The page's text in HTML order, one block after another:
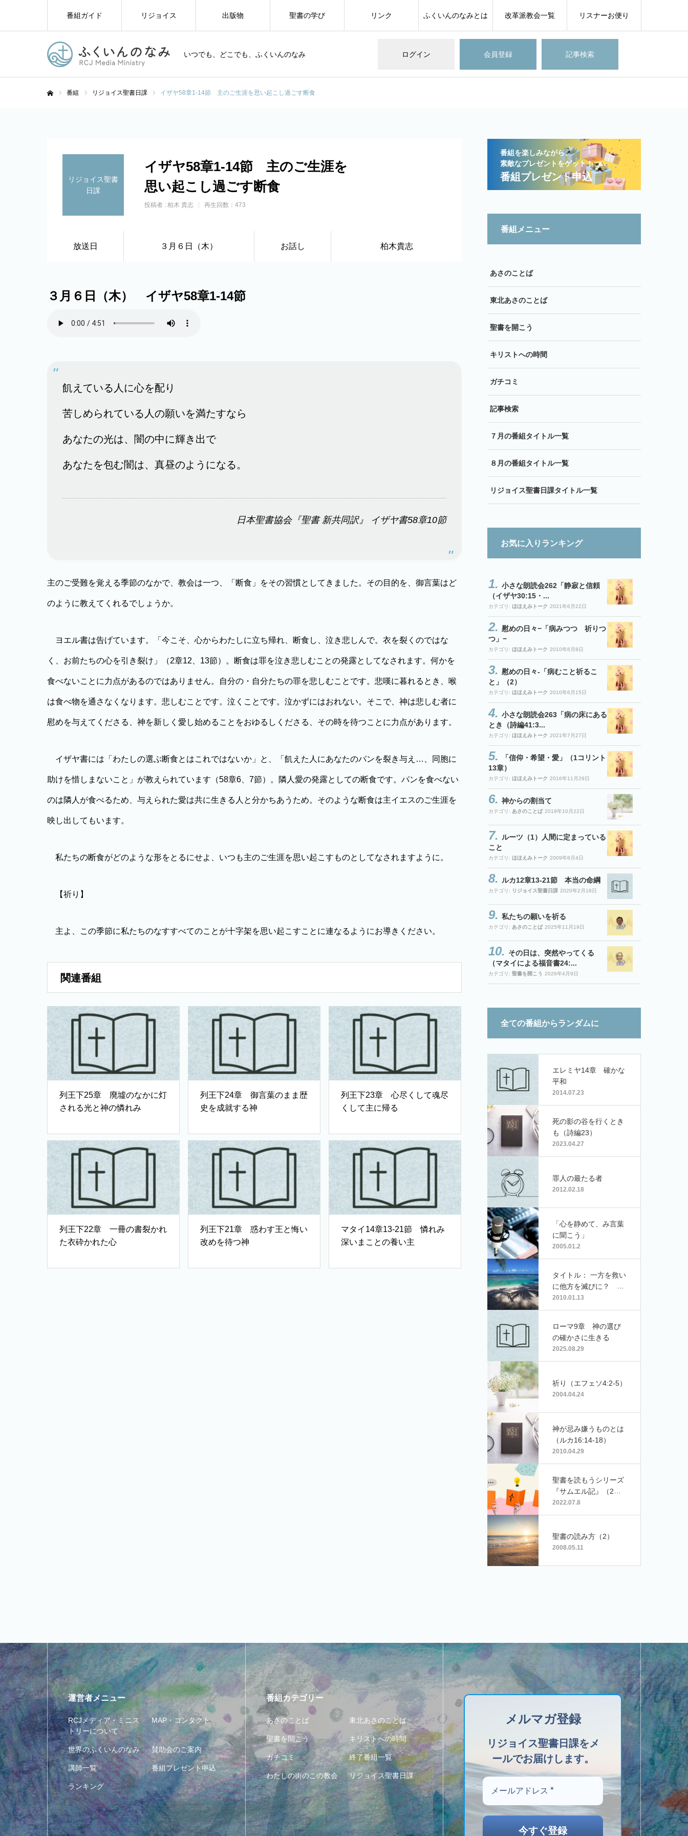
いつでも、どこでも、ふくいんのなみ ログイン 会員登録 記事検索
番組ガイド リジョイス 出版物 聖書の学び リンク ふくいんのなみとは 改革派教会一覧 リスナーお便り
番組 リジョイス聖書日課 イザヤ58章1-14節 主のご生涯を思い起こし過ごす断食
リジョイス聖書
日課
イザヤ58章1-14節 主のご生涯を
思い起こし過ごす断食
投稿者 : 柏木 貴志 再生回数：473
放送日 ３月６日（木） お話し 柏木貴志
３月６日（木） イザヤ58章1-14節
飢えている人に心を配り
苦しめられている人の願いを満たすなら
あなたの光は、闇の中に輝き出で
あなたを包む闇は、真昼のようになる。
日本聖書協会『聖書 新共同訳』 イザヤ書58章10節
主のご受難を覚える季節のなかで、教会は一つ、「断食」をその習慣としてきました。その目的を、御言葉はど
のように教えてくれるでしょうか。
ヨエル書は告げています。「今こそ、心からわたしに立ち帰れ、断食し、泣き悲しんで。衣を裂くのではな
く、お前たちの心を引き裂け」（2章12、13節）。断食は罪を泣き悲しむことの発露としてなされます。何かを
食べないことに力点があるのではありません。自分の・自分たちの罪を悲しむことです。悲嘆に暮れるとき、喉
は食べ物を通さなくなります。悲しむことです。泣くことです。泣かずにはおれない。そこで、神は悲しむ者に
慰めを与えてくださる、神を新しく愛し始めることをおゆるしくださる、その時を待つことに力点があります。
イザヤ書には「わたしの選ぶ断食とはこれではないか」と、「飢えた人にあなたのパンを裂き与え…、同胞に
助けを惜しまないこと」が教えられています（58章6、7節）。隣人愛の発露としての断食です。パンを食べない
のは隣人が食べるため、与えられた愛は共に生きる人と分かちあうため。そのような断食は主イエスのご生涯を
映し出してもいます。
私たちの断食がどのような形をとるにせよ、いつも主のご生涯を思い起こすものとしてなされますように。
【祈り】
主よ、この季節に私たちのなすすべてのことが十字架を思い起こすことに連なるようにお導きください。
関連番組
列王下25章 廃墟のなかに灯
される光と神の憐れみ
列王下24章 御言葉のまま歴
史を成就する神
列王下23章 心尽くして魂尽
くして主に帰る
列王下22章 一冊の書裂かれ
た衣砕かれた心
列王下21章 惑わす王と悔い
改めを待つ神
マタイ14章13-21節 憐れみ
深いまことの養い主
番組を楽しみながら、
素敵なプレゼントをゲット！
番組プレゼント申込
番組メニュー
あさのことば
東北あさのことば
聖書を開こう
キリストへの時間
ガチコミ
記事検索
７月の番組タイトル一覧
８月の番組タイトル一覧
リジョイス聖書日課タイトル一覧
お気に入りランキング
小さな朗読会262「静寂と信頼
（イザヤ30:15・...
カテゴリ: ほほえみトーク 2021年6月22日
慰めの日々−「病みつつ 祈りつ
つ」−
カテゴリ: ほほえみトーク 2010年6月8日
慰めの日々-「病むこと祈るこ
と」（2）
カテゴリ: ほほえみトーク 2010年6月15日
小さな朗読会263「病の床にある
とき（詩編41:3...
カテゴリ: ほほえみトーク 2021年7月27日
「信仰・希望・愛」（1コリント
13章）
カテゴリ: ほほえみトーク 2016年11月29日
神からの割当て
カテゴリ: あさのことば 2019年10月22日
ルーツ（1）人間に定まっている
こと
カテゴリ: ほほえみトーク 2009年8月4日
ルカ12章13-21節 本当の命綱
カテゴリ: リジョイス聖書日課 2020年2月18日
私たちの願いを祈る
カテゴリ: あさのことば 2025年11月19日
その日は、突然やってくる
（マタイによる福音書24:...
カテゴリ: 聖書を開こう 2026年4月9日
全ての番組からランダムに
エレミヤ14章 確かな
平和
2014.07.23
死の影の谷を行くとき
も（詩編23）
2023.04.27
罪人の最たる者
2012.02.18
「心を静めて、み言葉
に聞こう」
2005.01.2
タイトル： 一方を救い
に他方を滅びに？
Ｔ･Ｈさん
2010.01.13
ローマ9章 神の選び
の確かさに生きる
2025.08.29
祈り（エフェソ4:2-5）
2004.04.24
神が忌み嫌うものとは
（ルカ16:14-18）
2010.04.29
聖書を読もうシリーズ
『サムエル記』（2）
ゲスト：プチトマト
2022.07.8
聖書の読み方（2）
2008.05.11
運営者メニュー
RCJメディア・ミニス
トリーについて
MAP・コンタクト
世界のふくいんのなみ 賛助会のご案内
講師一覧 番組プレゼント申込
ランキング
番組カテゴリー
あさのことば 東北あさのことば
聖書を開こう キリストへの時間
ガチコミ 終了番組一覧
わたしの街のこの教会 リジョイス聖書日課
メルマガ登録
リジョイス聖書日課をメ
ールでお届けします。